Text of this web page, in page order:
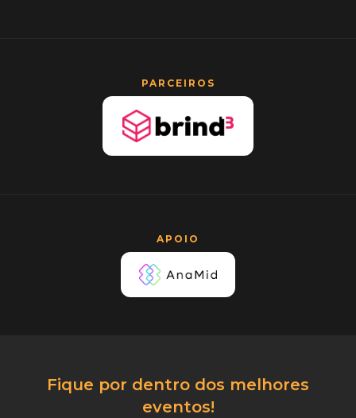
PARCEIROS
APOIO
Fique por dentro dos melhores
eventos!